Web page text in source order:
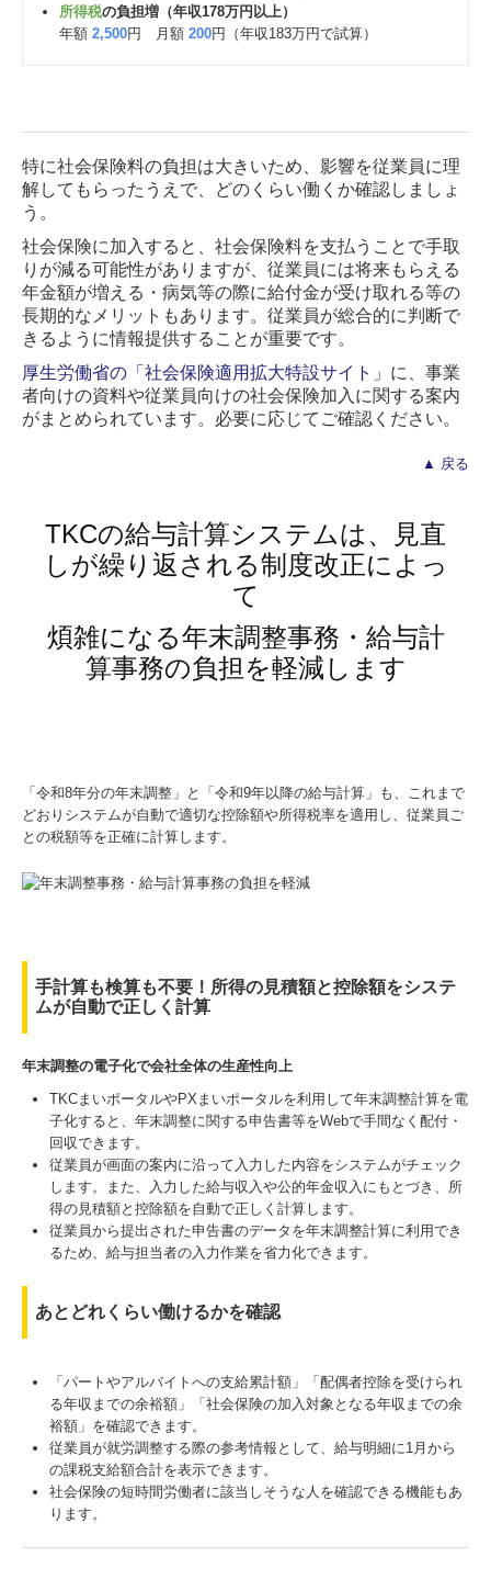
所得税の負担増（年収178万円以上）
年額 2,500円 月額 200円（年収183万円で試算）
特に社会保険料の負担は大きいため、影響を従業員に理
解してもらったうえで、どのくらい働くか確認しましょ
う。
社会保険に加入すると、社会保険料を支払うことで手取
りが減る可能性がありますが、従業員には将来もらえる
年金額が増える・病気等の際に給付金が受け取れる等の
長期的なメリットもあります。従業員が総合的に判断で
きるように情報提供することが重要です。
厚生労働省の「社会保険適用拡大特設サイト」 に、事業
者向けの資料や従業員向けの社会保険加入に関する案内
がまとめられています。必要に応じてご確認ください。
▲ 戻る
TKCの給与計算システムは、見直
しが繰り返される制度改正によっ
て
煩雑になる年末調整事務・給与計
算事務の負担を軽減します
「令和8年分の年末調整」と「令和9年以降の給与計算」も、これまで
どおりシステムが自動で適切な控除額や所得税率を適用し、従業員ご
との税額等を正確に計算します。
手計算も検算も不要！所得の見積額と控除額をシステ
ムが自動で正しく計算
年末調整の電子化で会社全体の生産性向上
TKCまいポータルやPXまいポータルを利用して年末調整計算を電
子化すると、年末調整に関する申告書等をWebで手間なく配付・
回収できます。
従業員が画面の案内に沿って入力した内容をシステムがチェック
します。また、入力した給与収入や公的年金収入にもとづき、所
得の見積額と控除額を自動で正しく計算します。
従業員から提出された申告書のデータを年末調整計算に利用でき
るため、給与担当者の入力作業を省力化できます。
あとどれくらい働けるかを確認
「パートやアルバイトへの支給累計額」「配偶者控除を受けられ
る年収までの余裕額」「社会保険の加入対象となる年収までの余
裕額」を確認できます。
従業員が就労調整する際の参考情報として、給与明細に1月から
の課税支給額合計を表示できます。
社会保険の短時間労働者に該当しそうな人を確認できる機能もあ
ります。